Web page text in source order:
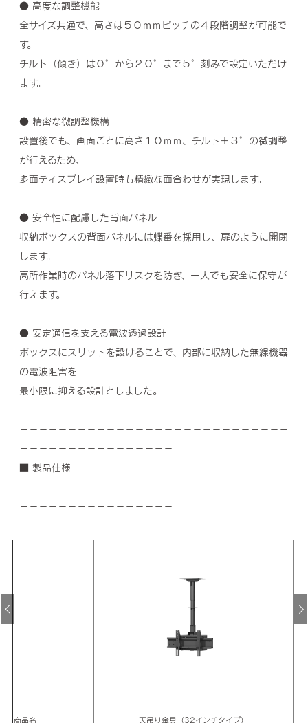
● 高度な調整機能
全サイズ共通で、高さは５０ｍｍピッチの４段階調整が可能で
す。
チルト（傾き）は０°から２０°まで５°刻みで設定いただけ
ます。
● 精密な微調整機構
設置後でも、画面ごとに高さ１０ｍｍ、チルト＋３°の微調整
が行えるため、
多面ディスプレイ設置時も精緻な面合わせが実現します。
● 安全性に配慮した背面パネル
収納ボックスの背面パネルには蝶番を採用し、扉のように開閉
します。
高所作業時のパネル落下リスクを防ぎ、一人でも安全に保守が
行えます。
● 安定通信を支える電波透過設計
ボックスにスリットを設けることで、内部に収納した無線機器
の電波阻害を
最小限に抑える設計としました。
－－－－－－－－－－－－－－－－－－－－－－－－－－－－
－－－－－－－－－－－－－－－－
■ 製品仕様
－－－－－－－－－－－－－－－－－－－－－－－－－－－－
－－－－－－－－－－－－－－－－
商品名 天吊り金具（32インチタイプ）